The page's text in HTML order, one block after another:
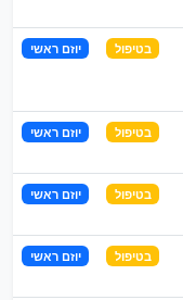
בטיפול יוזם ראשי
בטיפול יוזם ראשי
בטיפול יוזם ראשי
בטיפול יוזם ראשי